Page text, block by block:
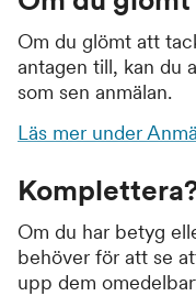
Om du glömt att
antagen till, kan du
som sen anmälan.
Läs mer under
Om du har betyg
behöver för att se
upp dem